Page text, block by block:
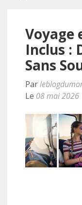
Voyage
Inclus :
Sans
Par
Le 08 mai 2026